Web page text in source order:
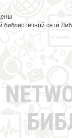
библиотечной сети